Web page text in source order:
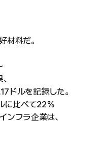
材料だ。
ドルを記録した。
に比べて22％
ンフラ企業は、